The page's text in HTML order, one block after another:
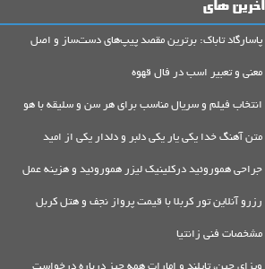
آخرین های
پاسارگاد تاباک: برترین مقصد پیپ‌های دست‌ساز و اصل
معنی و تعبیر اسب در فال قهوه
انتخاب فیلم و سریال مناسب برای هر سن و سلیقه با هو
متن آهنگ خدا یکی یار یکی دلبر و دلدار یکی از امید
جراحی هموروئید درکلینیک لیزر هموروئید و هزینه عمل
رزرو آنلاین تور کربلا با قیمت پرواز نجف و هتل کربل
مشخصات فنی زانتیا